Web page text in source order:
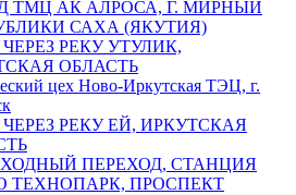
ТМЦ АК АЛРОСА, Г. МИРНЫЙ
САХА (ЯКУТИЯ)
РЕКУ УТУЛИК,
ОБЛАСТЬ
цех Ново-Иркутская ТЭЦ, г.
РЕКУ ЕЙ, ИРКУТСКАЯ
ПЕРЕХОД, СТАНЦИЯ
ТЕХНОПАРК, ПРОСПЕКТ